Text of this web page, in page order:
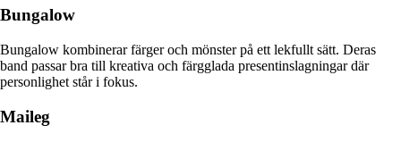
Bungalow
Bungalow kombinerar färger och mönster på ett lekfullt sätt. Deras
band passar bra till kreativa och färgglada presentinslagningar där
personlighet står i fokus.
Maileg